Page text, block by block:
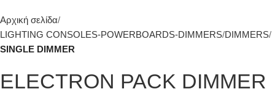
Αρχική σελίδα
LIGHTING CONSOLES-POWERBOARDS-DIMMERS DIMMERS
SINGLE DIMMER
ELECTRON PACK DIMMER